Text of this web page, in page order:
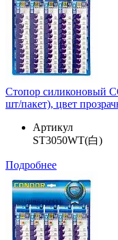
Стопор силиконовый
шт/пакет), цвет
Артикул
ST3050WT(白)
Подробнее